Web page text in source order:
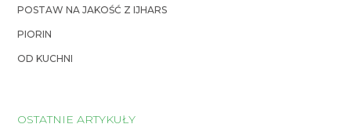
POSTAW NA JAKOŚĆ Z IJHARS
PIORIN
OD KUCHNI
OSTATNIE ARTYKUŁY